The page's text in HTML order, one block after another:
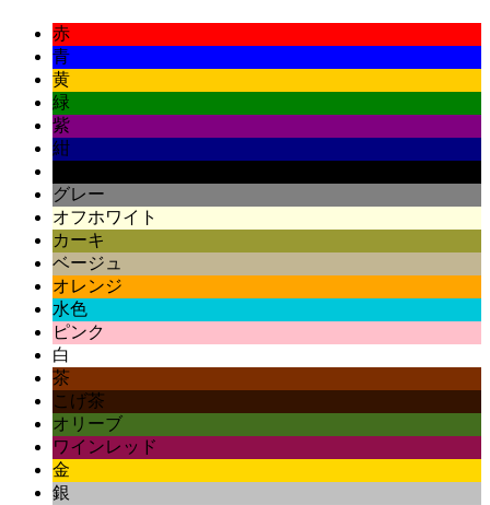
赤
青
黄
緑
紫
紺
グレー
オフホワイト
カーキ
ベージュ
オレンジ
水色
ピンク
白
茶
こげ茶
オリーブ
ワインレッド
金
銀